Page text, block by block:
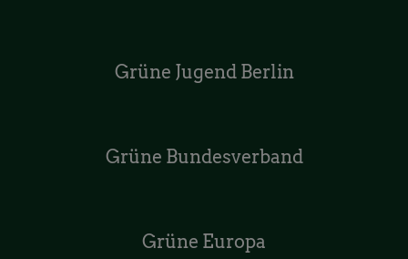
Grüne Jugend Berlin
Grüne Bundesverband
Grüne Europa